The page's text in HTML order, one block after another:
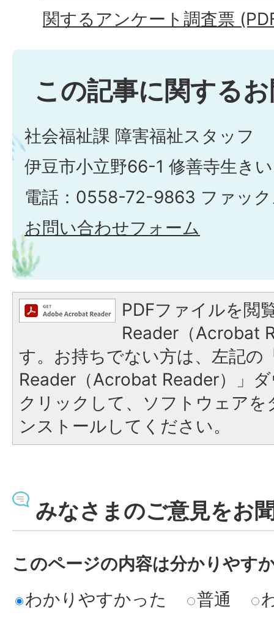
関するアンケート調査票
この記事に関する
社会福祉課 障害福祉スタッフ
伊豆市小立野66-1 修善寺生き
電話：0558-72-9863 ファッ
お問い合わせフォーム
PDFファイルを閲
Reader（Acrobat
す。お持ちでない方は、左記の
Reader（Acrobat Reader）」
クリックして、ソフトウェア
ンストールしてください。
みなさまのご意見をお
このページの内容は分かりやす
わかりやすかった
普通